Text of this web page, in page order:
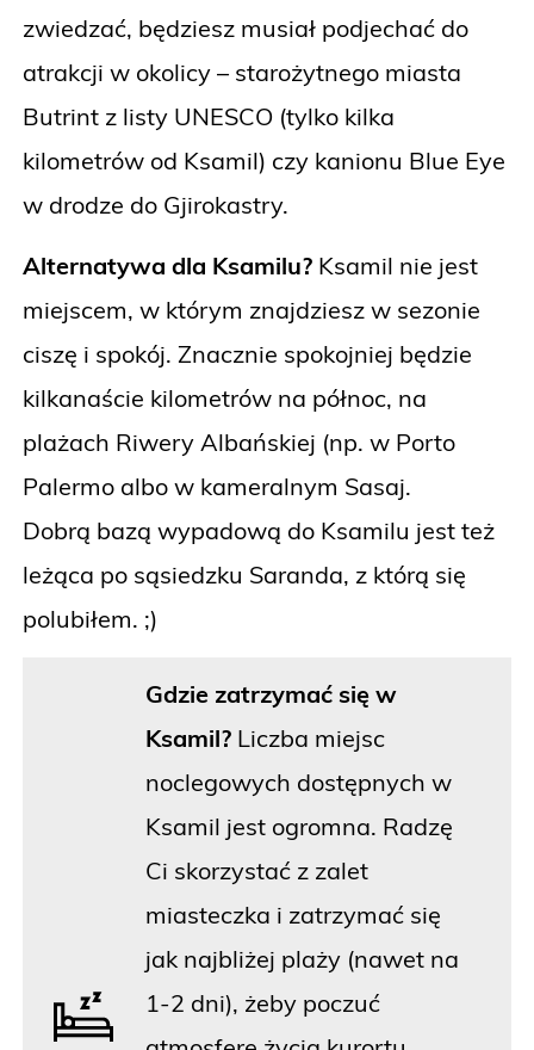
zwiedzać, będziesz musiał podjechać do
atrakcji w okolicy – starożytnego miasta
Butrint z listy UNESCO (tylko kilka
kilometrów od Ksamil) czy kanionu Blue Eye
w drodze do Gjirokastry.
Alternatywa dla Ksamilu? Ksamil nie jest
miejscem, w którym znajdziesz w sezonie
ciszę i spokój. Znacznie spokojniej będzie
kilkanaście kilometrów na północ, na
plażach Riwery Albańskiej (np. w Porto
Palermo albo w kameralnym Sasaj.
Dobrą bazą wypadową do Ksamilu jest też
leżąca po sąsiedzku Saranda, z którą się
polubiłem. ;)
Gdzie zatrzymać się w
Ksamil?Liczba miejsc
noclegowych dostępnych w
Ksamil jest ogromna. Radzę
Ci skorzystać z zalet
miasteczka i zatrzymać się
jak najbliżej plaży (nawet na
1-2 dni), żeby poczuć